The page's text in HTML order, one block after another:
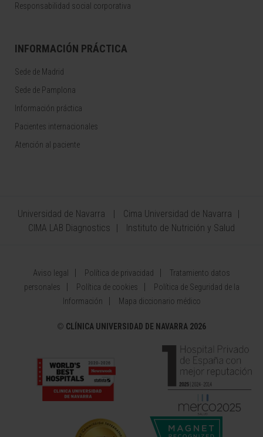
Responsabilidad social corporativa
INFORMACIÓN PRÁCTICA
Sede de Madrid
Sede de Pamplona
Información práctica
Pacientes internacionales
Atención al paciente
Universidad de Navarra
Cima Universidad de Navarra
CIMA LAB Diagnostics
Instituto de Nutrición y Salud
Aviso legal Política de privacidad
Tratamiento datos
personales
Política de cookies
Política de Seguridad de la
Información
Mapa diccionario médico
© CLÍNICA UNIVERSIDAD DE NAVARRA 2026